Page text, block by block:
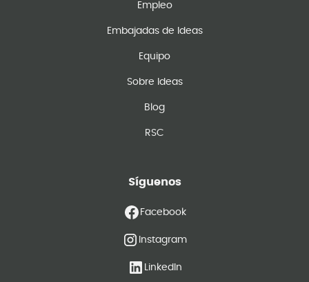
Empleo
Embajadas de Ideas
Equipo
Sobre Ideas
Blog
RSC
Síguenos
Facebook
Instagram
LinkedIn